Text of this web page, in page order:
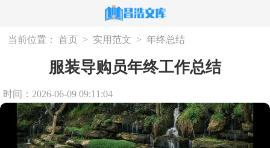
当前位置： 首页 > 实用范文 > 年终总结
服装导购员年终工作总结
时间：2026-06-09 09:11:04